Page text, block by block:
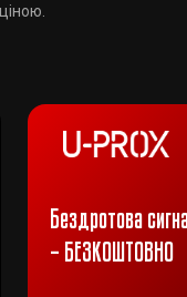
Бездротова
– БЕЗКОШТОВНО